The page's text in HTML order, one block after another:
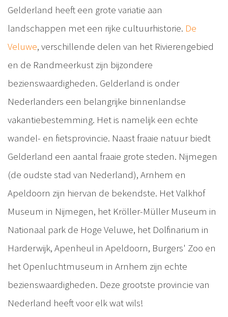
Gelderland heeft een grote variatie aan
landschappen met een rijke cultuurhistorie. De
Veluwe, verschillende delen van het Rivierengebied
en de Randmeerkust zijn bijzondere
bezienswaardigheden. Gelderland is onder
Nederlanders een belangrijke binnenlandse
vakantiebestemming. Het is namelijk een echte
wandel- en fietsprovincie. Naast fraaie natuur biedt
Gelderland een aantal fraaie grote steden. Nijmegen
(de oudste stad van Nederland), Arnhem en
Apeldoorn zijn hiervan de bekendste. Het Valkhof
Museum in Nijmegen, het Kröller-Müller Museum in
Nationaal park de Hoge Veluwe, het Dolfinarium in
Harderwijk, Apenheul in Apeldoorn, Burgers' Zoo en
het Openluchtmuseum in Arnhem zijn echte
bezienswaardigheden. Deze grootste provincie van
Nederland heeft voor elk wat wils!